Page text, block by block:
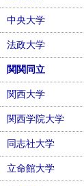
中央大学
法政大学
関関同立
関西大学
関西学院大学
同志社大学
立命館大学